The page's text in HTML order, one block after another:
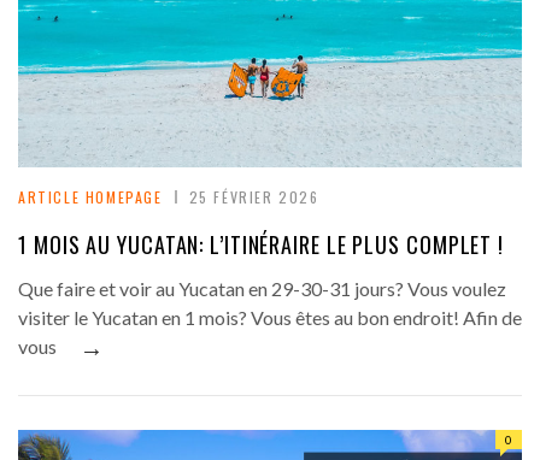
ARTICLE HOMEPAGE 25 FÉVRIER 2026
1 MOIS AU YUCATAN: L’ITINÉRAIRE LE PLUS COMPLET !
Que faire et voir au Yucatan en 29-30-31 jours? Vous voulez
visiter le Yucatan en 1 mois? Vous êtes au bon endroit! Afin de
vous
→
0